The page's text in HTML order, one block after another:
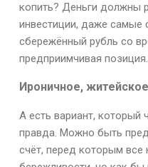
копить? Деньги должны
инвестиции, даже самые
сбережённый рубль со
предприимчивая позиция.
Ироничное,
А есть вариант, который
правда. Можно быть
счёт, перед которым